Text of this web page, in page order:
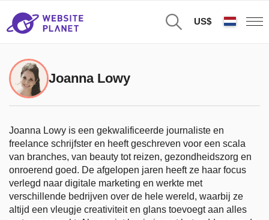
US$
Joanna Lowy
Joanna Lowy is een gekwalificeerde journaliste en
freelance schrijfster en heeft geschreven voor een scala
van branches, van beauty tot reizen, gezondheidszorg en
onroerend goed. De afgelopen jaren heeft ze haar focus
verlegd naar digitale marketing en werkte met
verschillende bedrijven over de hele wereld, waarbij ze
altijd een vleugje creativiteit en glans toevoegt aan alles